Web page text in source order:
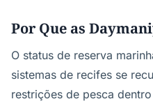
Por Que as
O status de reserva
sistemas de recifes se
restrições de pesca